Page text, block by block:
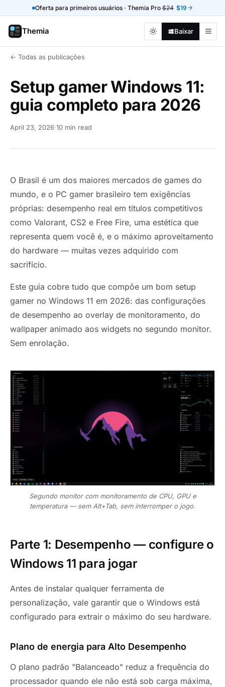
Oferta para primeiros usuários · Themia Pro$24 $19
Themia Baixar
← Todas as publicações
Setup gamer Windows 11:
guia completo para 2026
April 23, 2026·10 min read
O Brasil é um dos maiores mercados de games do
mundo, e o PC gamer brasileiro tem exigências
próprias: desempenho real em títulos competitivos
como Valorant, CS2 e Free Fire, uma estética que
representa quem você é, e o máximo aproveitamento
do hardware — muitas vezes adquirido com
sacrifício.
Este guia cobre tudo que compõe um bom setup
gamer no Windows 11 em 2026: das configurações
de desempenho ao overlay de monitoramento, do
wallpaper animado aos widgets no segundo monitor.
Sem enrolação.
Segundo monitor com monitoramento de CPU, GPU e
temperatura — sem Alt+Tab, sem interromper o jogo.
Parte 1: Desempenho — configure o
Windows 11 para jogar
Antes de instalar qualquer ferramenta de
personalização, vale garantir que o Windows está
configurado para extrair o máximo do seu hardware.
Plano de energia para Alto Desempenho
O plano padrão "Balanceado" reduz a frequência do
processador quando ele não está sob carga máxima,